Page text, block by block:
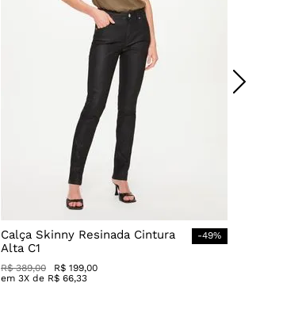
Calça Skinny Resinada Cintura
Alta C1
-49%
R$ 389,00 R$ 199,00
em3X de R$ 66,33